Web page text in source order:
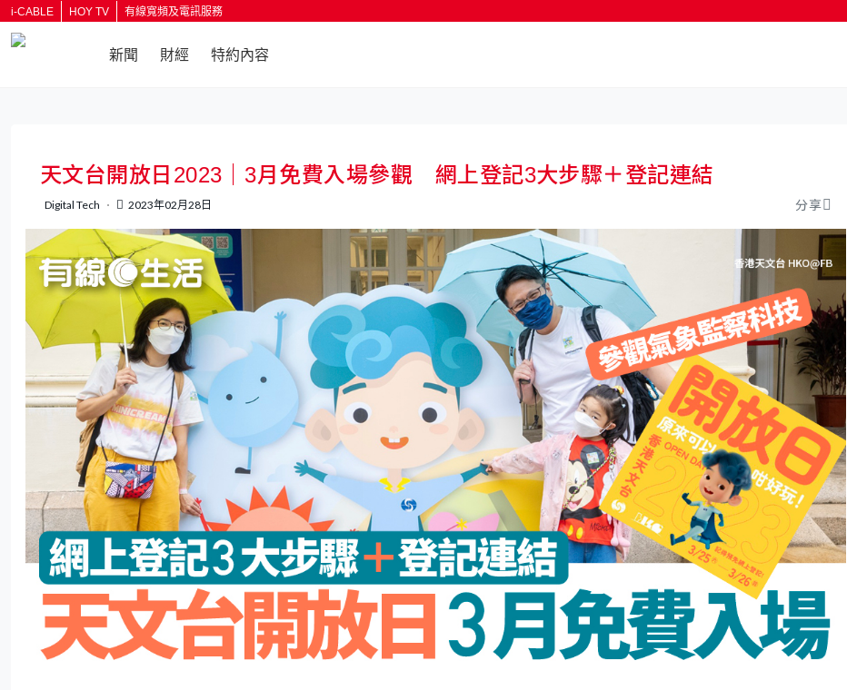
i-CABLE HOY TV 有線寬頻及電訊服務
新聞 財經 特約內容
天文台開放日2023｜3月免費入場參觀 網上登記3大步驟＋登記連結
Digital Tech 2023年02月28日 分享